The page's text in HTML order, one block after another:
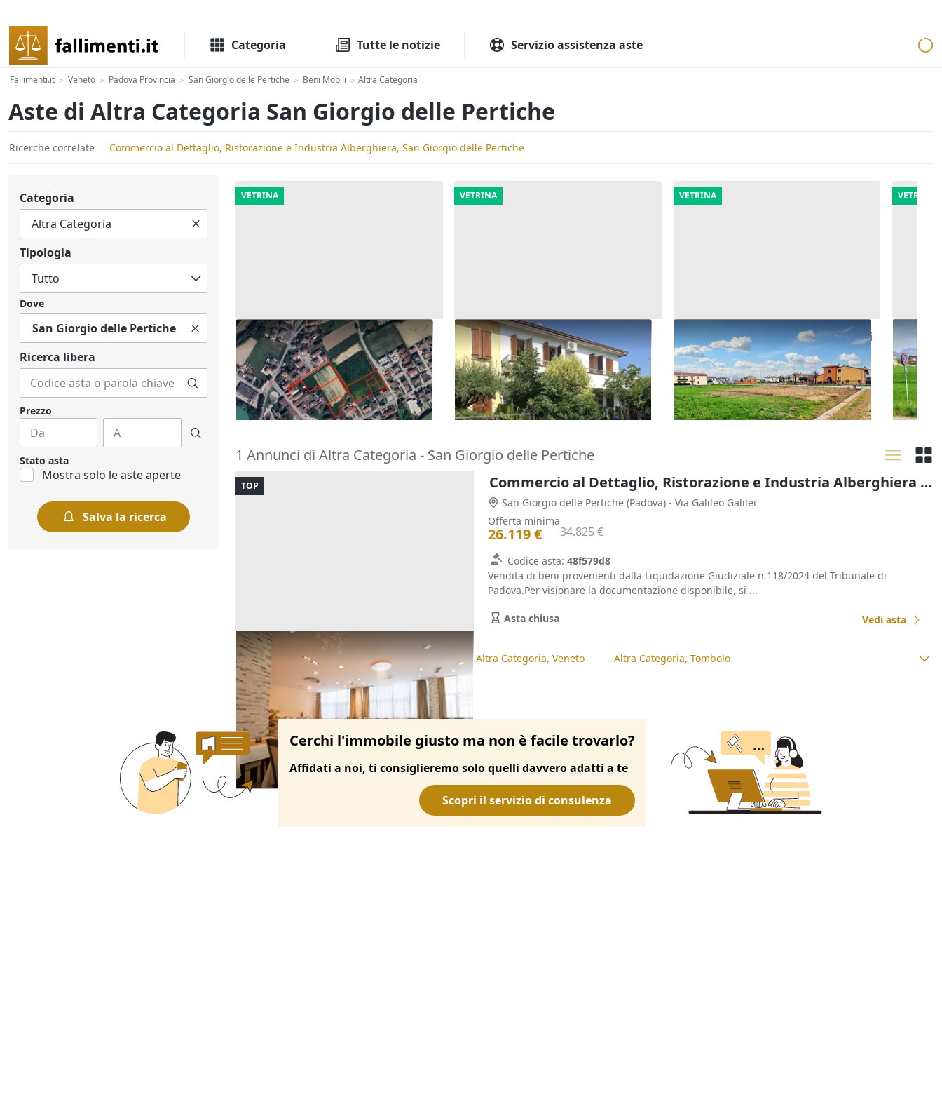
Categoria Tutte le notizie Servizio assistenza aste
Fallimenti.it > Veneto > Padova Provincia > San Giorgio delle Pertiche > Beni Mobili > Altra Categoria
Aste di Altra Categoria San Giorgio delle Pertiche
Ricerche correlate Commercio al Dettaglio, Ristorazione e Industria Alberghiera, San Giorgio delle Pertiche
Categoria
Tipologia
Dove
San Giorgio delle Pertiche
Ricerca libera
Prezzo
Stato asta
Mostra solo le aste aperte
Salva la ricerca
VETRINA
Asta Appezzamenti di terreno di
12.973 mq
Vigodarzere (Padova)
79.488 €
15/09/2026
VETRINA
Asta Abitazione cielo terra con
cortile e cantina
Montegrotto Terme (Padova)
195.000 €
20/10/2026
VETRINA
Asta Terreni edificabili residenziali
di 5.900 mq
Castegnero (Vicenza)
85.000 €
16/11/2026
VETRINA
Asta
sport e
15/
1 Annunci di Altra Categoria - San Giorgio delle Pertiche
TOP Commercio al Dettaglio, Ristorazione e Industria Alberghiera all'asta a Padova
San Giorgio delle Pertiche (Padova) - Via Galileo Galilei
Offerta minima
26.119 € 34.825 €
Codice asta: 48f579d8
Vendita di beni provenienti dalla Liquidazione Giudiziale n.118/2024 del Tribunale di
Padova.Per visionare la documentazione disponibile, si ...
Asta chiusa Vedi asta
Ricerche correlate Altra Categoria, Padova Altra Categoria, Veneto Altra Categoria, Tombolo
Cerchi l'immobile giusto ma non è facile trovarlo?
Affidati a noi, ti consiglieremo solo quelli davvero adatti a te
Scopri il servizio di consulenza